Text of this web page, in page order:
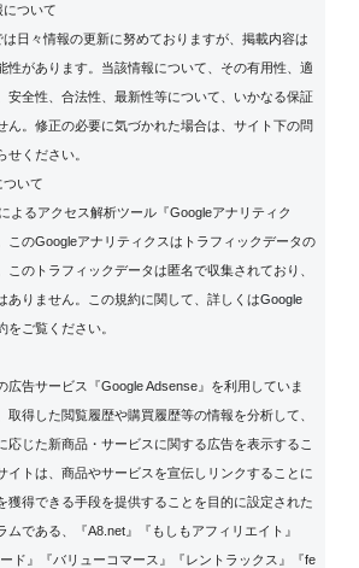
ついて
日々情報の更新に努めておりますが、掲載内容は
性があります。当該情報について、その有用性、適
安全性、合法性、最新性等について、いかなる保証
ん。修正の必要に気づかれた場合は、サイト下の問
せください。
いて
よるアクセス解析ツール『Googleアナリティク
このGoogleアナリティクスはトラフィックデータの
このトラフィックデータは匿名で収集されており、
ありません。この規約に関して、詳しくはGoogle
をご覧ください。
広告サービス『Google Adsense』を利用していま
取得した閲覧履歴や購買履歴等の情報を分析して、
応じた新商品・サービスに関する広告を表示するこ
イトは、商品やサービスを宣伝しリンクすることに
獲得できる手段を提供することを目的に設定された
ムである、『A8.net』『もしもアフィリエイト』
ード』『バリューコマース』『レントラックス』『fe